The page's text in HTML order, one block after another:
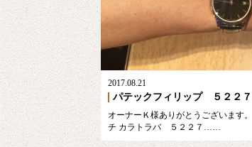
2017.08.21
パテックフィリップ ５２２
オーナーＫ様ありがとうございます
チ カラトラバ ５２２７……